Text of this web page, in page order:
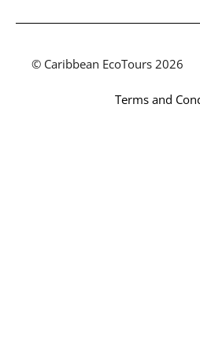
© Caribbean EcoTours 2026
Terms and